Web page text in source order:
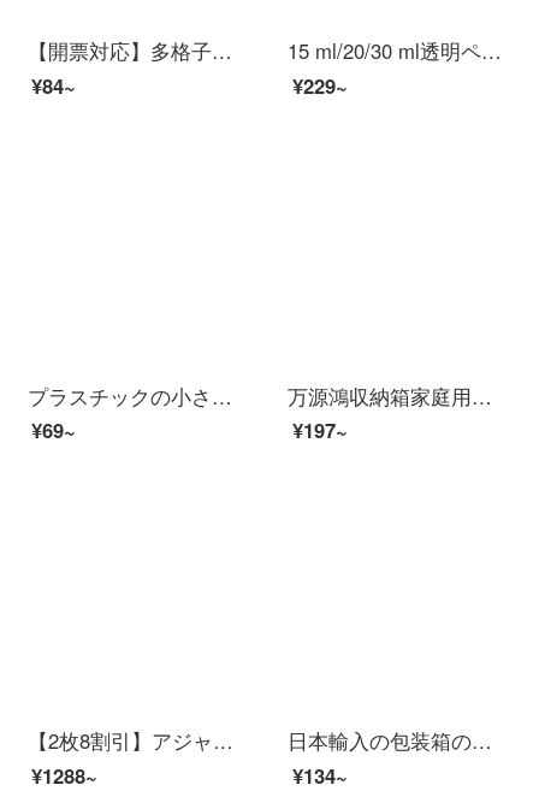
【開票対応】多格子部品ケース透明プラスチック電子部品分類格子工具箱小ねじ箱収納ケース10 gトランペット（取り外し可能）
¥84~
15 ml/20/30 ml透明ペットボトルの小さい瓶を分けて瓶に詰めます。小さい瓶の液体は蓋付きで密封します。サンプル瓶は15 ml*100個です。
¥229~
プラスチックの小さい化粧品の箱の透明な長方形のトランペットの蓋PP箱のアクセサリーの箱のロックボックスのPP錠の箱
¥69~
万源鴻収納箱家庭用大型密封食品箱プラスチックケース衣類整理箱学生寮収納ボックス本収納ボックス【14 L密封タイプ】トランペット透明整理箱
¥197~
【2枚8割引】アジャリアプラスネット紅防塵化粧品収納ケースデスクトップ透明ドレッサーアークスキンケア用品口紅アクセサリー棚【アーチトップ+左右3小引き出し+シングル大引き出し】
¥1288~
日本輸入の包装箱の保存箱のプラスチックの弁当箱の円形の弁当箱の透明な収納箱の小さい長方形の食品の箱の3は180 mlだけを詰めます（k-1142）
¥134~